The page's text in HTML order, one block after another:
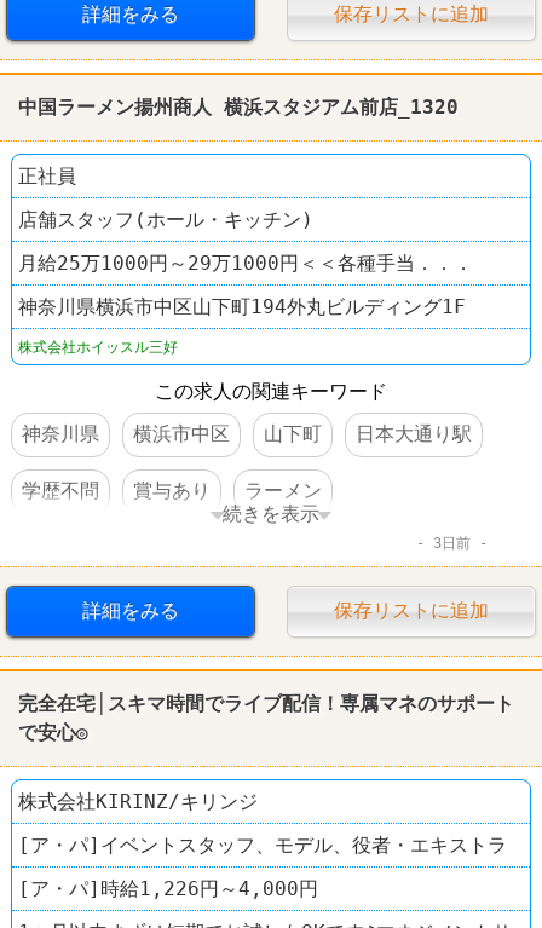
詳細をみる 保存リストに追加
中国ラーメン揚州商人 横浜スタジアム前店_1320
正社員
店舗スタッフ(ホール・キッチン)
月給25万1000円～29万1000円＜＜各種手当．．．
神奈川県横浜市中区山下町194外丸ビルディング1F
株式会社ホイッスル三好
この求人の関連キーワード
神奈川県
横浜市中区 山下町 日本大通り駅
学歴不問 賞与あり ラーメン
続きを表示
3日前
詳細をみる 保存リストに追加
完全在宅│スキマ時間でライブ配信！専属マネのサポート
で安心◎
株式会社KIRINZ/キリンジ
[ア・パ]イベントスタッフ、モデル、役者・エキストラ
[ア・パ]時給1,226円～4,000円